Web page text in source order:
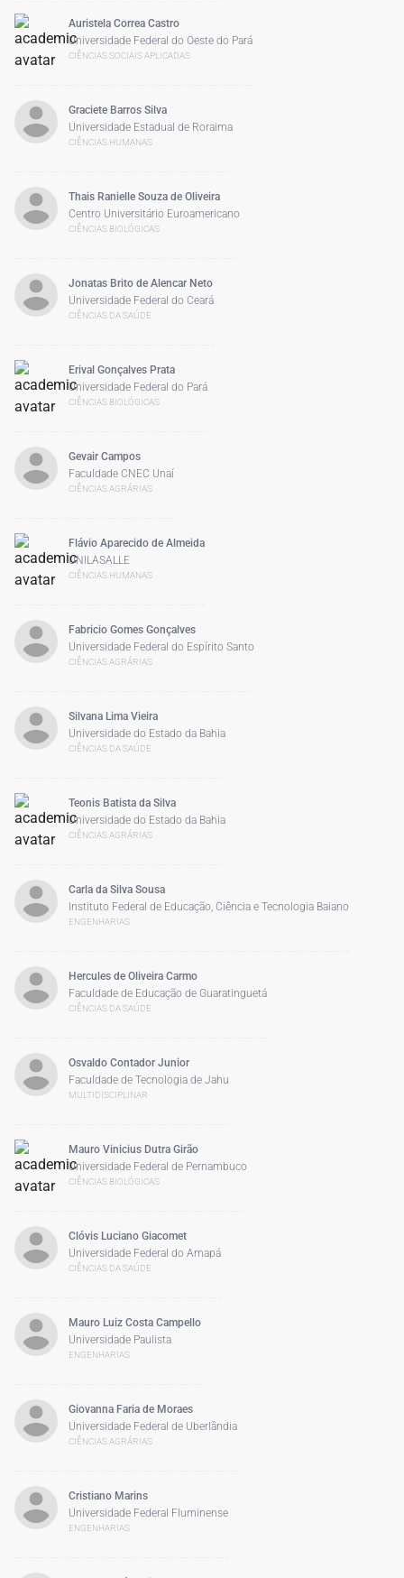
Auristela Correa Castro
Universidade Federal do Oeste do Pará
CIÊNCIAS SOCIAIS APLICADAS
Graciete Barros Silva
Universidade Estadual de Roraima
CIÊNCIAS HUMANAS
Thais Ranielle Souza de Oliveira
Centro Universitário Euroamericano
CIÊNCIAS BIOLÓGICAS
Jonatas Brito de Alencar Neto
Universidade Federal do Ceará
CIÊNCIAS DA SAÚDE
Erival Gonçalves Prata
Universidade Federal do Pará
CIÊNCIAS BIOLÓGICAS
Gevair Campos
Faculdade CNEC Unaí
CIÊNCIAS AGRÁRIAS
Flávio Aparecido de Almeida
UNILASALLE
CIÊNCIAS HUMANAS
Fabricio Gomes Gonçalves
Universidade Federal do Espírito Santo
CIÊNCIAS AGRÁRIAS
Silvana Lima Vieira
Universidade do Estado da Bahia
CIÊNCIAS DA SAÚDE
Teonis Batista da Silva
Universidade do Estado da Bahia
CIÊNCIAS AGRÁRIAS
Carla da Silva Sousa
Instituto Federal de Educação, Ciência e Tecnologia Baiano
ENGENHARIAS
Hercules de Oliveira Carmo
Faculdade de Educação de Guaratinguetá
CIÊNCIAS DA SAÚDE
Osvaldo Contador Junior
Faculdade de Tecnologia de Jahu
MULTIDISCIPLINAR
Mauro Vinicius Dutra Girão
Universidade Federal de Pernambuco
CIÊNCIAS BIOLÓGICAS
Clóvis Luciano Giacomet
Universidade Federal do Amapá
CIÊNCIAS DA SAÚDE
Mauro Luiz Costa Campello
Universidade Paulista
ENGENHARIAS
Giovanna Faria de Moraes
Universidade Federal de Uberlândia
CIÊNCIAS AGRÁRIAS
Cristiano Marins
Universidade Federal Fluminense
ENGENHARIAS